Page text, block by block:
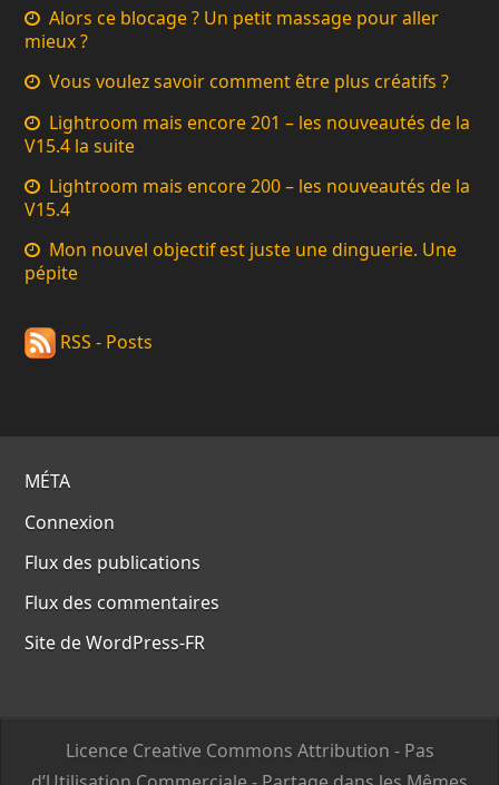
Alors ce blocage ? Un petit massage pour aller
mieux ?
Vous voulez savoir comment être plus créatifs ?
Lightroom mais encore 201 – les nouveautés de la
V15.4 la suite
Lightroom mais encore 200 – les nouveautés de la
V15.4
Mon nouvel objectif est juste une dinguerie. Une
pépite
RSS - Posts
MÉTA
Connexion
Flux des publications
Flux des commentaires
Site de WordPress-FR
Licence Creative Commons Attribution - Pas